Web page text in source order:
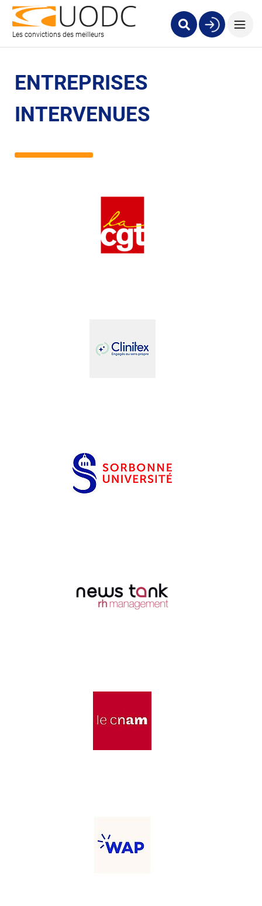
Les convictions des meilleurs
ENTREPRISES
INTERVENUES